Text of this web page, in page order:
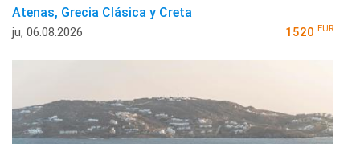
Atenas, Grecia Clásica y Creta
ju, 06.08.2026 1520 EUR